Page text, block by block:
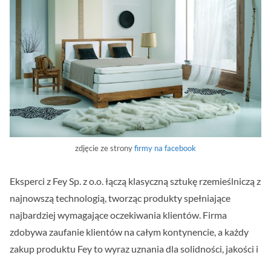
zdjęcie ze stronyfirmy na facebook
Eksperci z Fey Sp. z o.o. łączą klasyczną sztukę rzemieślniczą z
najnowszą technologią, tworząc produkty spełniające
najbardziej wymagające oczekiwania klientów. Firma
zdobywa zaufanie klientów na całym kontynencie, a każdy
zakup produktu Fey to wyraz uznania dla solidności, jakości i